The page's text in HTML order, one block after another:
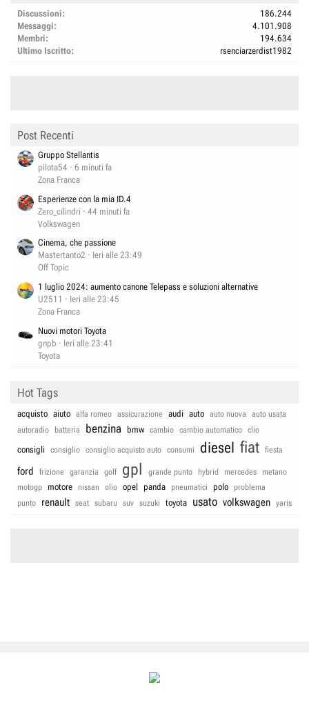
Discussioni
186.244
Messaggi
4.101.908
Membri
194.634
Ultimo Iscritto
rsenciarzerdist1982
Post Recenti
Gruppo Stellantis
pilota54
6 minuti fa
Zona Franca
Esperienze con la mia ID.4
Zero_cilindri
44 minuti fa
Volkswagen
Cinema, che passione
Mastertanto2
Ieri alle 23:49
Off Topic
1 luglio 2024: aumento canone Telepass e soluzioni alternative
U2511
Ieri alle 23:45
Zona Franca
Nuovi motori Toyota
gnpb
Ieri alle 23:41
Toyota
Hot Tags
acquisto aiuto alfa romeo assicurazione audi auto auto nuova
auto usata
autoradio
batteria benzina bmw cambio cambio automatico clio
consigli consiglio consiglio acquisto auto consumi diesel fiat fiesta
ford frizione garanzia golf gpl grande punto hybrid mercedes
metano
motogp
motore nissan olio opel panda pneumatici polo
problema
punto
renault seat subaru suv suzuki toyota usato volkswagen yaris